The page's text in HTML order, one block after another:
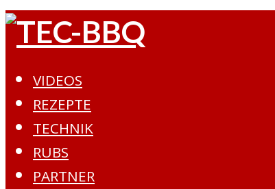
VIDEOS
REZEPTE
TECHNIK
RUBS
PARTNER